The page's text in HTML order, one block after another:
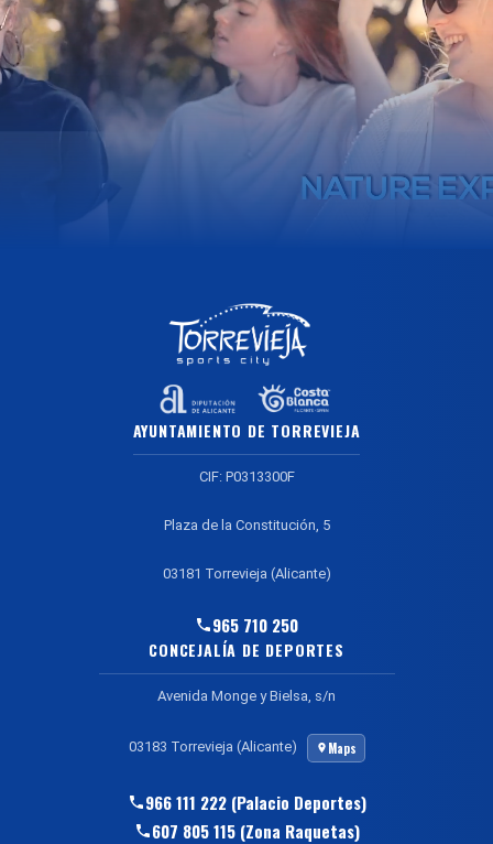
AYUNTAMIENTO DE TORREVIEJA
CIF: P0313300F
Plaza de la Constitución, 5
03181 Torrevieja (Alicante)
965 710 250
CONCEJALÍA DE DEPORTES
Avenida Monge y Bielsa, s/n
03183 Torrevieja (Alicante) Maps
966 111 222 (Palacio Deportes)
607 805 115 (Zona Raquetas)